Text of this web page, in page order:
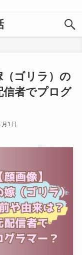
（ゴリラ）の
信者でプログ
1日